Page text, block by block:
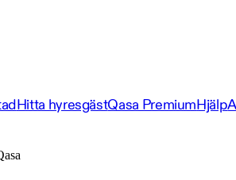
Hitta hyresgästQasa PremiumHjälp